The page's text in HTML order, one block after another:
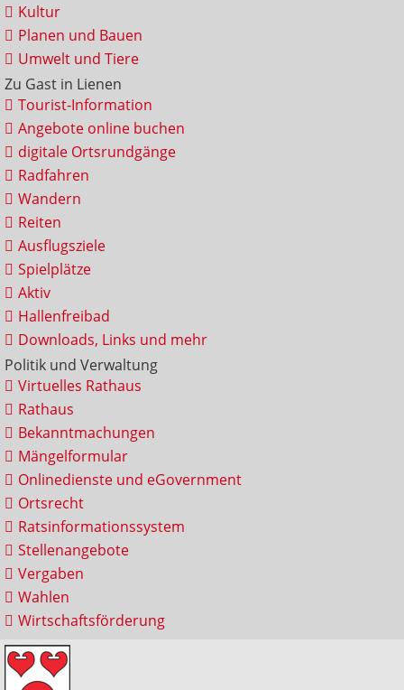
Kultur
Planen und Bauen
Umwelt und Tiere
Zu Gast in Lienen
Tourist-Information
Angebote online buchen
digitale Ortsrundgänge
Radfahren
Wandern
Reiten
Ausflugsziele
Spielplätze
Aktiv
Hallenfreibad
Downloads, Links und mehr
Politik und Verwaltung
Virtuelles Rathaus
Rathaus
Bekanntmachungen
Mängelformular
Onlinedienste und eGovernment
Ortsrecht
Ratsinformationssystem
Stellenangebote
Vergaben
Wahlen
Wirtschaftsförderung